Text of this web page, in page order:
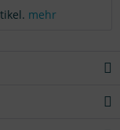
mehr